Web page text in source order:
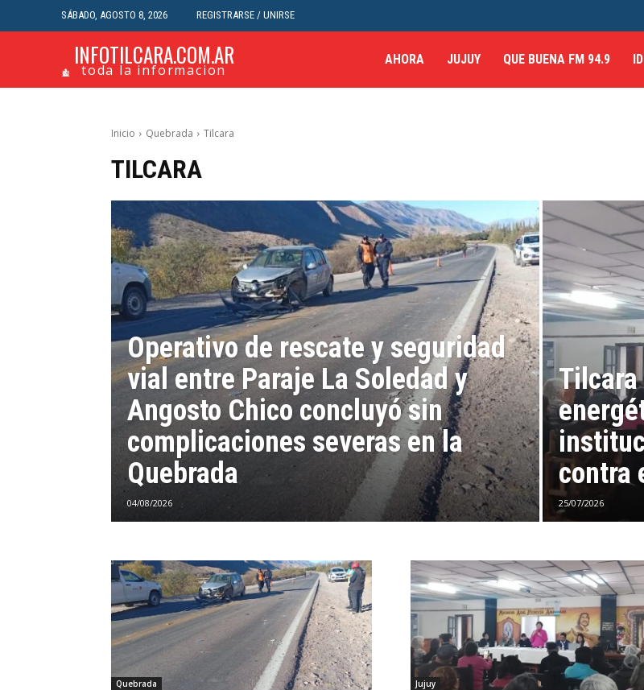
SÁBADO, AGOSTO 8, 2026 REGISTRARSE / UNIRSE
INFOTILCARA.COM.AR
toda la informacion
AHORA JUJUY QUE BUENA FM 94.9
Inicio Quebrada Tilcara
TILCARA
Operativo de rescate y seguridad
vial entre Paraje La Soledad y
Angosto Chico concluyó sin
complicaciones severas en la
Quebrada
04/08/2026
contra
25/07/2026
Quebrada Jujuy